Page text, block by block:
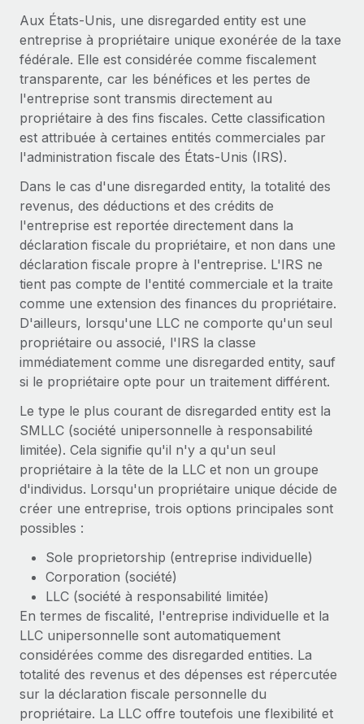
Intégrez et gérez vos freelances partout dans le monde
PEO
Sous-traitez les opérations complexes liées à l’emploi
INFRASTRUCTURE
Intégration Remote
Intégrez vos RH aux flux de travail en toute simplicité
Plateforme
Des fonctions RH clés intégrées pour votre équipe
Connecter Nouveau
Connectez n'importe quel outil d’IA à Remote grâce à
notre MCP
Intégrations
Rationalisez vos processus avec des outils essentiels
SERVICES
Demandez aux experts
Recevez des conseils d’experts sur les RH à
l’international et la conformité
Contrôles d’antécédents
Simplifiez vos processus de présélection des
candidats
Remote Watchtower
Gardez un temps d’avance sur les risques en
matière de conformité
Gestion des appareils
Achetez et suivez vos équipements informatiques
dans le monde entier
Examinez notre service par rapport aux autres
CROISSANCE
Start-ups
Des solutions agiles et internationales pour les RH et la
paie des entreprises en pleine croissance
Entreprises intermédiaires
Développez vos équipes avec des solutions RH sur
mesure
Les RH à l’international pour les grandes entreprises
TRAVAILLONS ENSEMBLE
Partenaires stratégiques de la tech
Intégrez les RH à l’international de manière flexible
Devenir partenaire
Explorez avec nous vos opportunités de partenariat
Remote Build
Bientôt disponible
Conseil en intégrations et automatisations assistées par
ÉTUDES DE CAS
Comment Weaviate, l'as de l'IA, a développé
ses effectifs de 120 % avec Remote
Weaviate en bref Weaviate crée des infrastructures open
source et AI-first. Sa mission est...
En savoir plus
pays
Calculateur de paiement des freelances
Découvrez les devises disponibles et les vitesses de
paiement pour vos freelances internationaux
APPRENDRE AVEC REMOTE
Études de cas
Glossaire RH
Checklists et modèles
Descriptions de postes
Webinaires
Événements
Salle de presse
Données sur les salaires et les talents
Centre de ressources
Obtenir de l’aide
Voir toutes les ressources
BLOG
Paie multipays
EOR et PEO
Gestion des freelances
Taxes
Nederlands
Français
Deutsch
Español
Italiano
Português (Portugal)
日本語
한국어
中文（简体）
Connexion
Aux États-Unis, une disregarded entity est une
entreprise à propriétaire unique exonérée de la taxe
fédérale. Elle est considérée comme fiscalement
transparente, car les bénéfices et les pertes de
l'entreprise sont transmis directement au
propriétaire à des fins fiscales. Cette classification
est attribuée à certaines entités commerciales par
l'administration fiscale des États-Unis (IRS).
Dans le cas d'une disregarded entity, la totalité des
revenus, des déductions et des crédits de
l'entreprise est reportée directement dans la
déclaration fiscale du propriétaire, et non dans une
déclaration fiscale propre à l'entreprise. L'IRS ne
tient pas compte de l'entité commerciale et la traite
comme une extension des finances du propriétaire.
D'ailleurs, lorsqu'une LLC ne comporte qu'un seul
propriétaire ou associé, l'IRS la classe
immédiatement comme une disregarded entity, sauf
si le propriétaire opte pour un traitement différent.
Le type le plus courant de disregarded entity est la
SMLLC (société unipersonnelle à responsabilité
limitée). Cela signifie qu'il n'y a qu'un seul
propriétaire à la tête de la LLC et non un groupe
d'individus. Lorsqu'un propriétaire unique décide de
créer une entreprise, trois options principales sont
possibles :
Sole proprietorship (entreprise individuelle)
Corporation (société)
LLC (société à responsabilité limitée)
En termes de fiscalité, l'entreprise individuelle et la
LLC unipersonnelle sont automatiquement
considérées comme des disregarded entities. La
totalité des revenus et des dépenses est répercutée
sur la déclaration fiscale personnelle du
propriétaire. La LLC offre toutefois une flexibilité et